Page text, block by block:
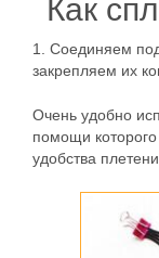
Как
1.
Соединяем
закрепляем их
Очень удобно
помощи
удобства